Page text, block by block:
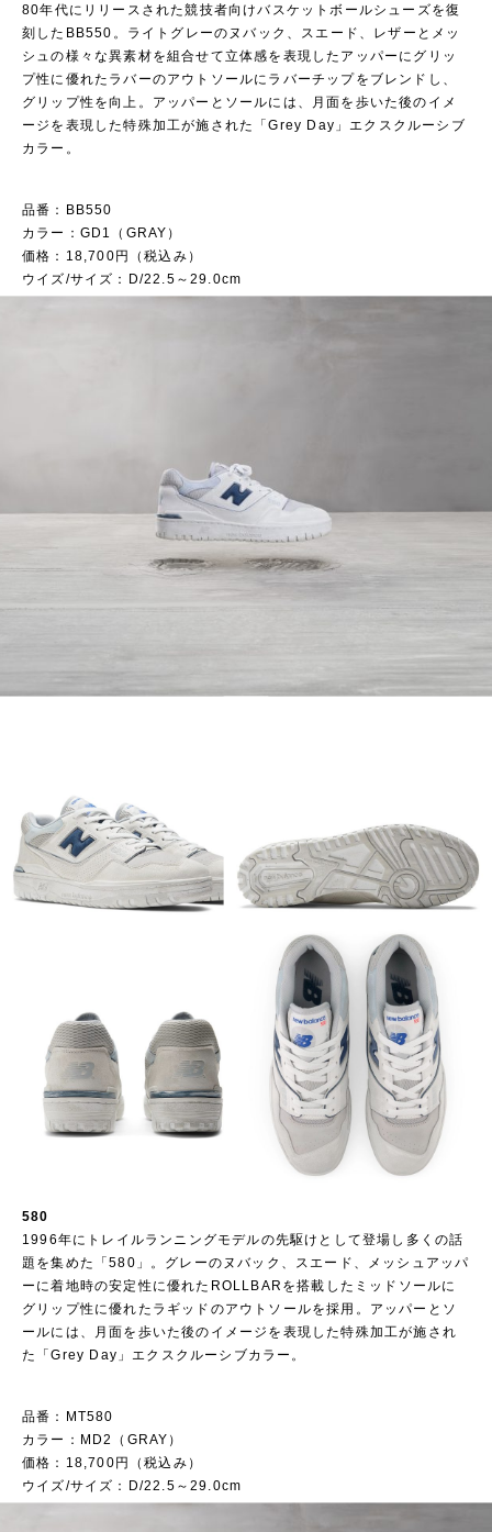
80年代にリリースされた競技者向けバスケットボールシューズを復
刻したBB550。ライトグレーのヌバック、スエード、レザーとメッ
シュの様々な異素材を組合せて立体感を表現したアッパーにグリッ
プ性に優れたラバーのアウトソールにラバーチップをブレンドし、
グリップ性を向上。アッパーとソールには、月面を歩いた後のイメ
ージを表現した特殊加工が施された「Grey Day」エクスクルーシブ
カラー。
品番：BB550
カラー：GD1（GRAY）
価格：18,700円（税込み）
ウイズ/サイズ：D/22.5～29.0cm
580
1996年にトレイルランニングモデルの先駆けとして登場し多くの話
題を集めた「580」。グレーのヌバック、スエード、メッシュアッパ
ーに着地時の安定性に優れたROLLBARを搭載したミッドソールに
グリップ性に優れたラギッドのアウトソールを採用。アッパーとソ
ールには、月面を歩いた後のイメージを表現した特殊加工が施され
た「Grey Day」エクスクルーシブカラー。
品番：MT580
カラー：MD2（GRAY）
価格：18,700円（税込み）
ウイズ/サイズ：D/22.5～29.0cm